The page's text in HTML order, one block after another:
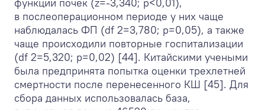
в послеоперационном периоде у них чаще
наблюдалась ФП (df 2=3,780; р=0,05), а также
чаще происходили повторные госпитализации
(df 2=5,320; р=0,02) [44]. Китайскими учеными
была предпринята попытка оценки трехлетней
смертности после перенесенного КШ [45]. Для
сбора данных использовалась база,